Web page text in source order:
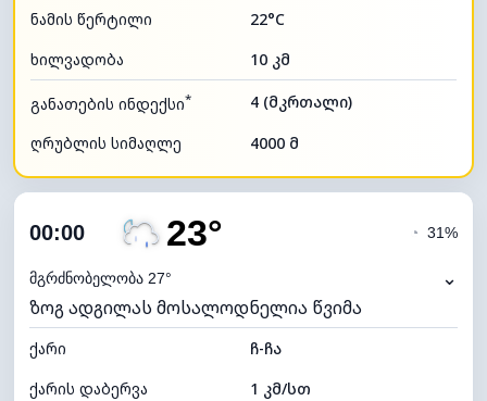
ნამის წერტილი
22°C
ხილვადობა
10 კმ
განათების ინდექსი* 4 (მკრთალი)
ღრუბლის სიმაღლე 4000 მ
00:00 23°
მგრძნობელობა 27°
◔ 31%
⌄
ზოგ ადგილას მოსალოდნელია წვიმა
ქარი
ჩ-ჩა
ქარის დაბერვა
1 კმ/სთ